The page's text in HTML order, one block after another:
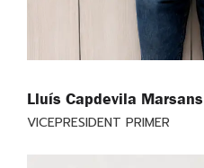
Lluís Capdevila Marsans
VICEPRESIDENT PRIMER